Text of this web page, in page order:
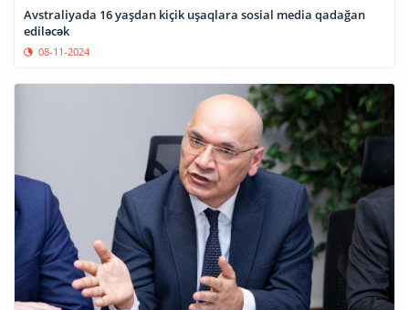
Avstraliyada 16 yaşdan kiçik uşaqlara sosial media qadağan
ediləcək
08-11-2024